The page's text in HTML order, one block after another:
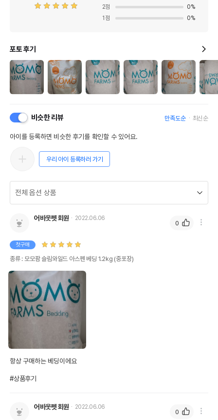
2점 0%
1 점 0%
포토 후기
비슷한 리뷰 만족도순 최신순
아이를 등록하면 비슷한 후기를 확인할 수 있어요.
우리 아이 등록하러 가기
어바웃펫 회원 2022.06.06
첫구매
종류 : 모모팜 슬림와일드 아스펜 베딩 1.2kg (중포장)
항상 구매하는 베딩이에요
#상품후기
0
어바웃펫 회원 2022.06.06
0